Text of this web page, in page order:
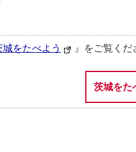
城をたべよう 』をご覧くだ
茨城をた